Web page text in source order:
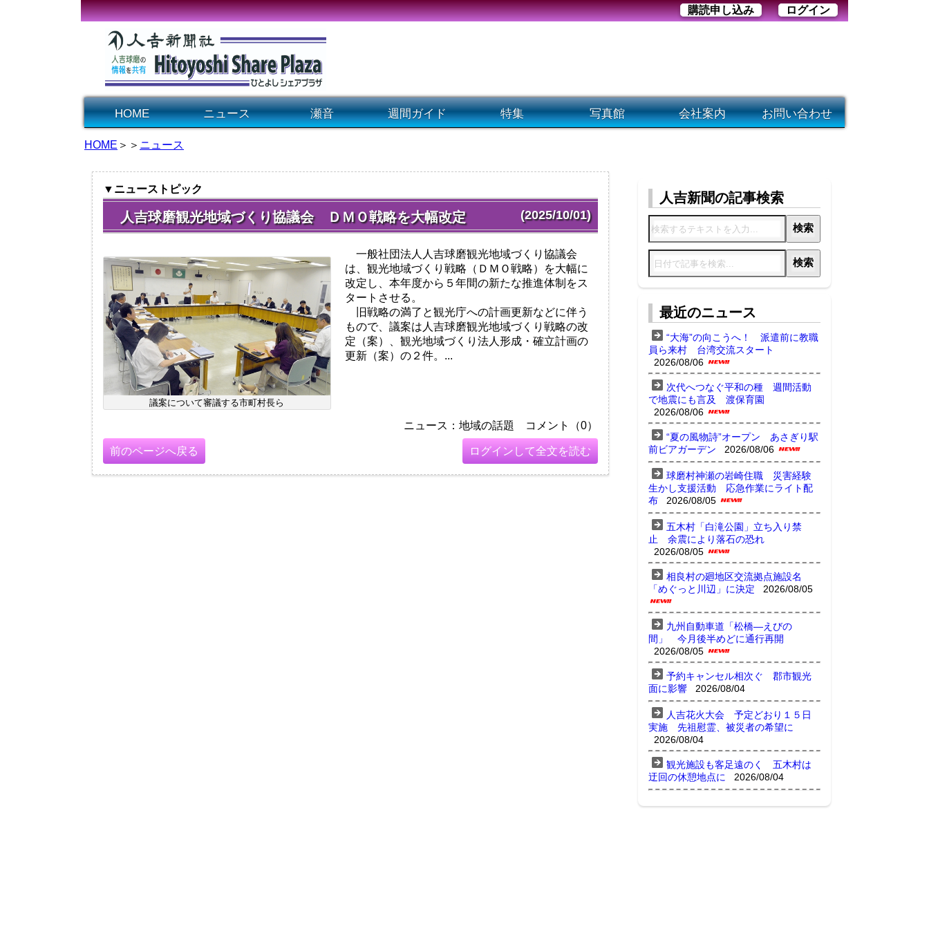
購読申し込み ログイン
HOME ニュース 瀬音 週間ガイド 特集 写真館 会社案内 お問い合わせ
HOME ＞＞ ニュース
▼ニューストピック
人吉球磨観光地域づくり協議会 ＤＭＯ戦略を大幅改定 (2025/10/01)
議案について審議する市町村長ら
一般社団法人人吉球磨観光地域づくり協議会
は、観光地域づくり戦略（ＤＭＯ戦略）を大幅に
改定し、本年度から５年間の新たな推進体制をス
タートさせる。
旧戦略の満了と観光庁への計画更新などに伴う
もので、議案は人吉球磨観光地域づくり戦略の改
定（案）、観光地域づくり法人形成・確立計画の
更新（案）の２件。...
ニュース：地域の話題 コメント（0）
前のページへ戻る ログインして全文を読む
人吉新聞の記事検索
最近のニュース
“大海”の向こうへ！ 派遣前に教職
員ら来村 台湾交流スタート
2026/08/06
次代へつなぐ平和の種 週間活動
で地震にも言及 渡保育園
2026/08/06
“夏の風物詩”オープン あさぎり駅
前ビアガーデン 2026/08/06
球磨村神瀬の岩崎住職 災害経験
生かし支援活動 応急作業にライト配
布2026/08/05
五木村「白滝公園」立ち入り禁
止 余震により落石の恐れ
2026/08/05
相良村の廻地区交流拠点施設名
「めぐっと川辺」に決定 2026/08/05
九州自動車道「松橋―えびの
間」 今月後半めどに通行再開
2026/08/05
予約キャンセル相次ぐ 郡市観光
面に影響2026/08/04
人吉花火大会 予定どおり１５日
実施 先祖慰霊、被災者の希望に
2026/08/04
観光施設も客足遠のく 五木村は
迂回の休憩地点に 2026/08/04